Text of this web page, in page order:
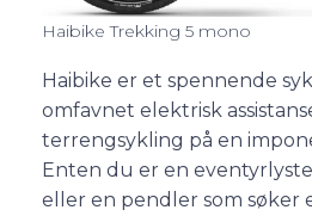
Haibike Trekking 5 mono
Haibike er et spennende
omfavnet elektrisk
terrengsykling på en
Enten du er en
eller en pendler som søker